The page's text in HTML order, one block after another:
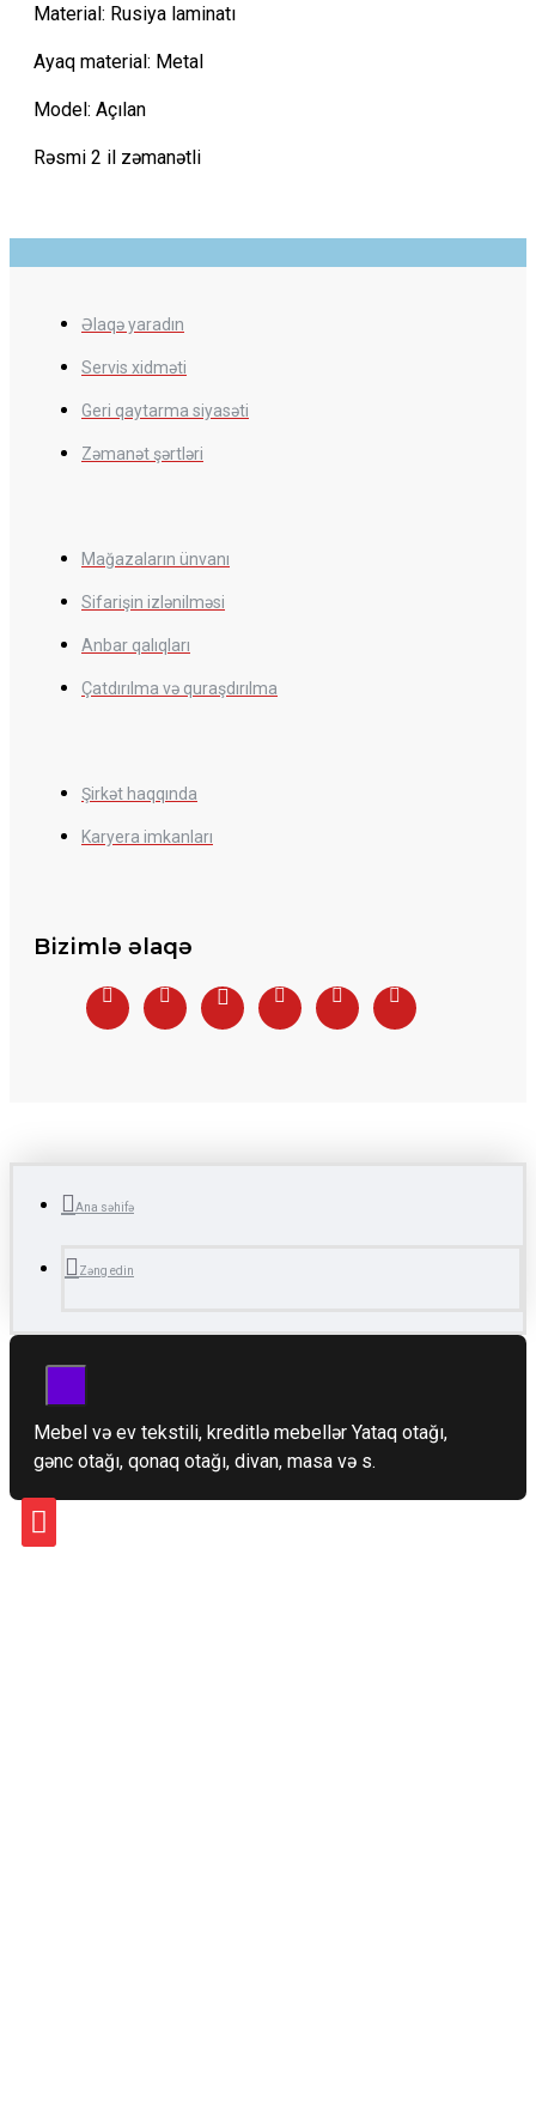
Material: Rusiya laminatı
Ayaq material: Metal
Model: Açılan
Rəsmi 2 il zəmanətli
Əlaqə yaradın
Servis xidməti
Geri qaytarma siyasəti
Zəmanət şərtləri
Mağazaların ünvanı
Sifarişin izlənilməsi
Anbar qalıqları
Çatdırılma və quraşdırılma
Şirkət haqqında
Karyera imkanları
Bizimlə əlaqə
Ana səhifə
Zəng edin
Mebel və ev tekstili, kreditlə mebellər Yataq otağı,
gənc otağı, qonaq otağı, divan, masa və s.